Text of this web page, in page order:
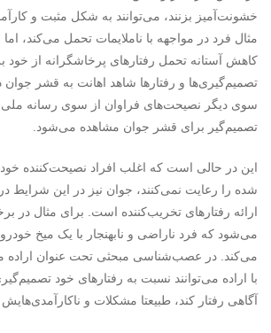
خشونت‌آمیز بزنند، می‌توانند به شکل مثبت و
مثال فرد در مواجهه با ناملایمات تحمل می‌کند،
کاهش آستانه تحمل رفتارهای پرخاشگرانه از
تصمیم‌گیری‌ها و رفتارها شاهد اهانت به قشر
سوی دیگر نصیحت‌های فراوان از سوی رسانه ملی
تصمیم‌گیر برای قشر جوان مشاهده می‌شود.
این در حالی است که اغلب افراد نصیحت‌کننده
شده را رعایت نمی‌کنند، جوان نیز در این شرایط
ارائه رفتارهای تخریب‌کننده است. برای مثال در
می‌شود که فرد ناراضی و نابهنجار با یک میخ
می‌کند. در عصب‌شناسی مبحثی تحت عنوان اراده
با اراده می‌توانند نسبت به رفتارهای خود
آگاهی رفتار کند، طبیعتا مشکلات و